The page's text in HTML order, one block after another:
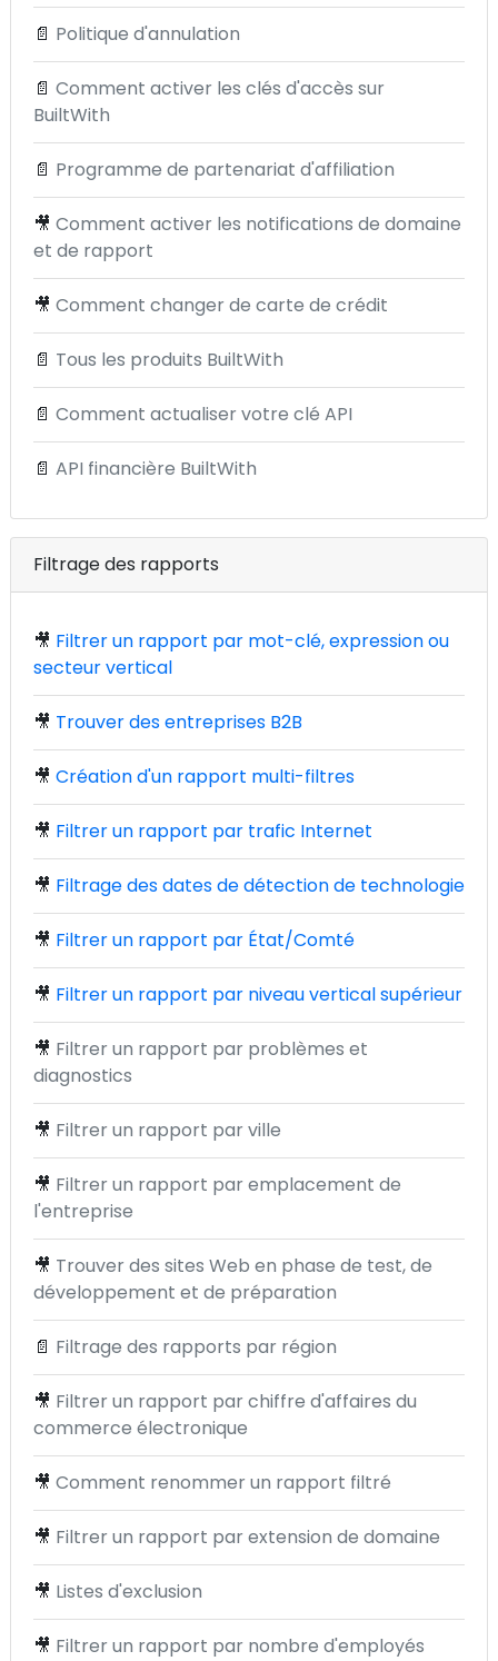
📄 Politique d'annulation
📄 Comment activer les clés d'accès sur
BuiltWith
📄 Programme de partenariat d'affiliation
🎥 Comment activer les notifications de domaine
et de rapport
🎥 Comment changer de carte de crédit
📄 Tous les produits BuiltWith
📄 Comment actualiser votre clé API
📄 API financière BuiltWith
Filtrage des rapports
🎥 Filtrer un rapport par mot-clé, expression ou
secteur vertical
🎥 Trouver des entreprises B2B
🎥 Création d'un rapport multi-filtres
🎥 Filtrer un rapport par trafic Internet
🎥 Filtrage des dates de détection de technologie
🎥 Filtrer un rapport par État/Comté
🎥 Filtrer un rapport par niveau vertical supérieur
🎥 Filtrer un rapport par problèmes et
diagnostics
🎥 Filtrer un rapport par ville
🎥 Filtrer un rapport par emplacement de
l'entreprise
🎥 Trouver des sites Web en phase de test, de
développement et de préparation
📄 Filtrage des rapports par région
🎥 Filtrer un rapport par chiffre d'affaires du
commerce électronique
🎥 Comment renommer un rapport filtré
🎥 Filtrer un rapport par extension de domaine
🎥 Listes d'exclusion
🎥 Filtrer un rapport par nombre d'employés